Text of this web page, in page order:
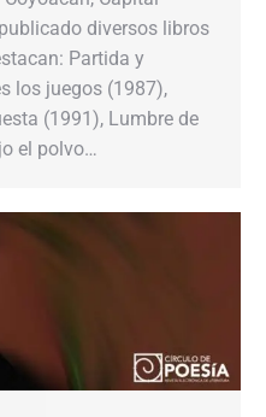
diversos libros
Partida y
los juegos (1987),
(1991), Lumbre de
el polvo…